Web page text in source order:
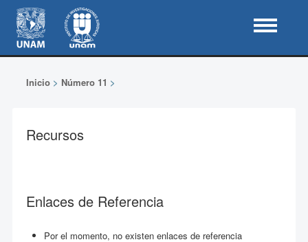
Inicio> Número 11 >
Recursos
Enlaces de Referencia
Por el momento, no existen enlaces de referencia